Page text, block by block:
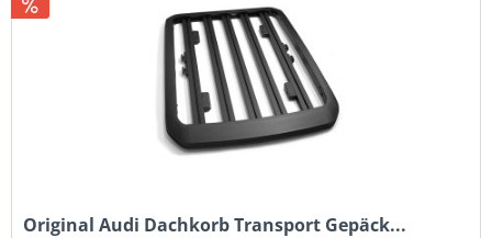
Original Audi Dachkorb Transport Gepäck...